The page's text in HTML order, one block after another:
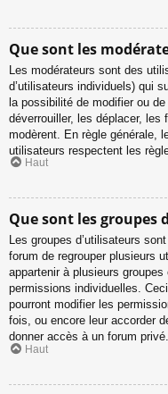
Que sont les
Les modérateurs sont des
d’utilisateurs individuels) qui
la possibilité de modifier ou
déverrouiller, les déplacer, les
modèrent. En règle générale,
utilisateurs respectent les
Haut
Que sont les groupes
Les groupes d’utilisateurs
forum de regrouper plusieurs
appartenir à plusieurs
permissions individuelles.
pourront modifier les
fois, ou encore leur accorder
donner accès à un forum privé.
Haut